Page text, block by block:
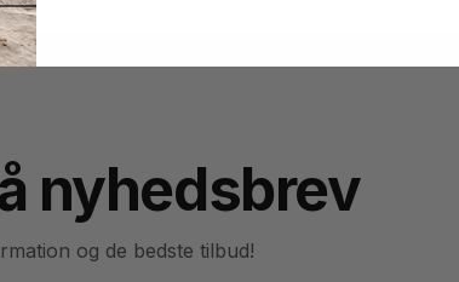
nyhedsbrev
og de bedste tilbud!